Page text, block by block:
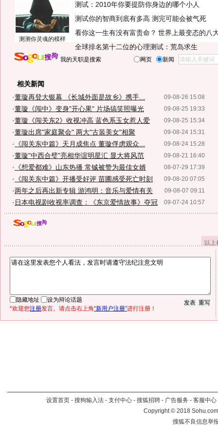
测测你灵魂的模样
测试：2010年你要提防你身边的哪个小人
测试你的智商到底有多高 测完可能会被气死
看你这一生有没有富贵命？ 世界上最变态的八
全球排名第十二位的心理测试：荒岛求生
我的天职是搜索 网页 新闻
相关新闻
09-08-26 15:08
·董璇再登大银幕 《长城外面是故乡》携手...
09-08-25 19:33
·董璇《闯中》变身"开心果" 片场搞笑照曝光
09-08-25 15:34
·董璇《闯关东2》收视冲高 蓝色系玉女惹人爱
09-08-24 15:31
·董璇出席"家庭聚会" 两大"古装美女"相聚
09-08-24 15:28
· 《闯关东中篇》天月成焦点 董璇俘虏观众...
09-08-21 16:40
·董璇"中西合璧"亮相华谊明星汇 显大将风范
08-07-29 17:39
· 《想爱都难》山东热播 常铖被赞为最佳女婿
09-08-20 07:05
· 《闯关东中篇》开播受好评 苗圃感受死亡时刻
09-08-07 09:11
·两年之后再出新专辑 游鸿明：音乐与爱情有关
09-07-24 10:57
· 日本电视剧收视率调查：《东京爱情故事》夺冠
以
隐藏地址
设为辩论话题
*欢迎您注册发言。请点击右上角“新用户注册”进行注册！
设置首页 - 搜狗输入法 - 支付中心 - 搜狐招聘 - 广告服务 - 客服中心
Copyright©2018
搜狐不良信息举